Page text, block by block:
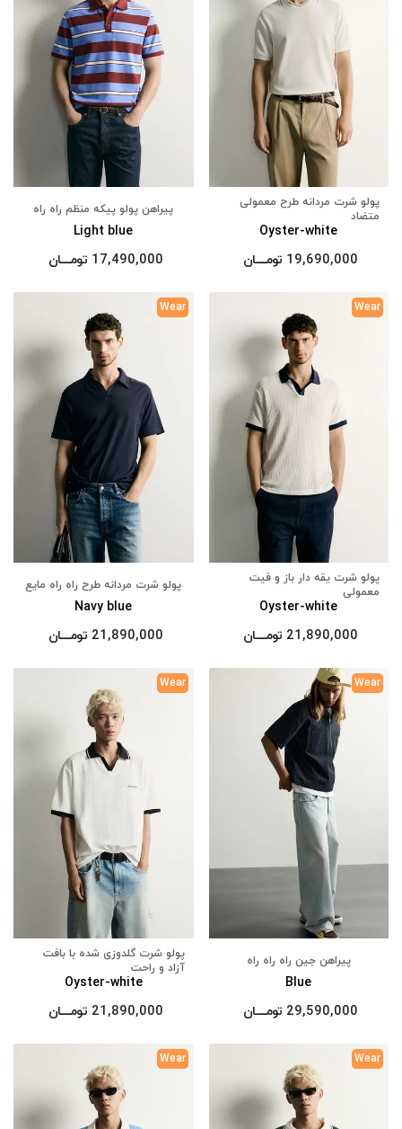
پولو شرت مردانه طرح معمولی
متضاد
Oyster-white
19,690,000 تومــــــان
پیراهن پولو پیکه منظم راه راه
Light blue
17,490,000 تومــــــان
Wear
پولو شرت یقه دار باز و فیت
معمولی
Oyster-white
21,890,000 تومــــــان
Wear
پولو شرت مردانه طرح راه راه مایع
Navy blue
21,890,000 تومــــــان
Wear
پیراهن جین راه راه راه
Blue
29,590,000 تومــــــان
Wear
پولو شرت گلدوزی شده با بافت
آزاد و راحت
Oyster-white
21,890,000 تومــــــان
Wear
Wear